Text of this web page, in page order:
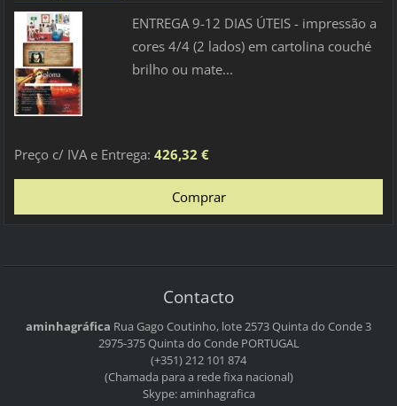
ENTREGA 9-12 DIAS ÚTEIS - impressão a
cores 4/4 (2 lados) em cartolina couché
brilho ou mate...
Preço c/ IVA e Entrega: 426,32 €
Contacto
aminhagráfica Rua Gago Coutinho, lote 2573Quinta do Conde 3
2975-375 Quinta do CondePORTUGAL
(+351) 212 101 874
(Chamada para a rede fixa nacional)
Skype: aminhagrafica